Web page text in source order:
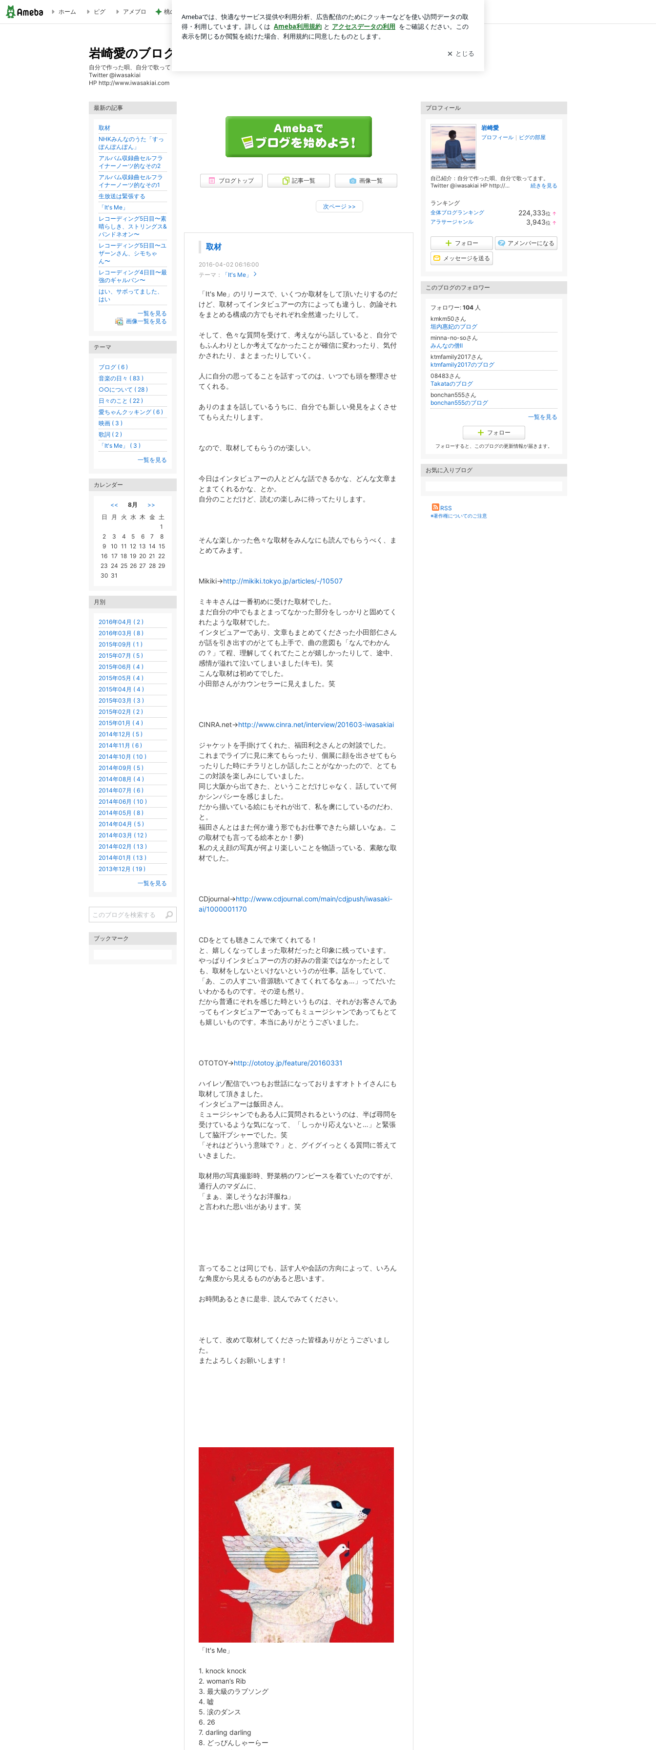
ホーム ピグ アメブロ 桃の母 帰国した長男にハグ忘れ謝罪 ログイン
岩崎愛のブログ
自分で作った唄、自分で歌ってます。
Twitter @iwasakiai
HP http://www.iwasakiai.com
ブログトップ 記事一覧 画像一覧
次ページ >>
取材
2016-04-02 06:16:00
テーマ：
「It's Me」
「It's Me」のリリースで、いくつか取材をして頂いたりするのだ
けど、取材ってインタビュアーの方によっても違うし、勿論それ
をまとめる構成の方でもそれぞれ全然違ったりして。
そして、色々な質問を受けて、考えながら話していると、自分で
もふんわりとしか考えてなかったことが確信に変わったり、気付
かされたり、まとまったりしていく。
人に自分の思ってることを話すってのは、いつでも頭を整理させ
てくれる。
ありのままを話しているうちに、自分でも新しい発見をよくさせ
てもらえたりします。
なので、取材してもらうのが楽しい。
今日はインタビュアーの人とどんな話できるかな、どんな文章ま
とまてくれるかな、とか。
自分のことだけど、読むの楽しみに待ってたりします。
そんな楽しかった色々な取材をみんなにも読んでもらうべく、ま
とめてみます。
Mikiki→http://mikiki.tokyo.jp/articles/-/10507
ミキキさんは一番初めに受けた取材でした。
まだ自分の中でもまとまってなかった部分をしっかりと固めてく
れたような取材でした。
インタビュアーであり、文章もまとめてくださった小田部仁さん
が話を引き出すのがとても上手で、曲の意図も「なんでわかん
の？」て程、理解してくれてたことが嬉しかったりして、途中、
感情が溢れて泣いてしまいました(キモ)。笑
こんな取材は初めてでした。
小田部さんがカウンセラーに見えました。笑
CINRA.net→http://www.cinra.net/interview/201603-iwasakiai
ジャケットを手掛けてくれた、福田利之さんとの対談でした。
これまでライブに見に来てもらったり、個展に顔を出させてもら
ったりした時にチラリとしか話したことがなかったので、とても
この対談を楽しみにしていました。
同じ大阪から出てきた、ということだけじゃなく、話していて何
かシンパシーを感じました。
だから描いている絵にもそれが出て、私を虜にしているのだわ、
と。
福田さんとはまた何か違う形でもお仕事できたら嬉しいなぁ。こ
の取材でも言ってる絵本とか！夢)
私のええ顔の写真が何より楽しいことを物語っている、素敵な取
材でした。
CDjournal→http://www.cdjournal.com/main/cdjpush/iwasaki-
ai/1000001170
CDをとても聴きこんで来てくれてる！
と、嬉しくなってしまった取材だったと印象に残っています。
やっぱりインタビュアーの方の好みの音楽ではなかったとして
も、取材をしないといけないというのが仕事。話をしていて、
「あ、この人すごい音源聴いてきてくれてるなぁ…」ってだいた
いわかるものです。その逆も然り。
だから普通にそれを感じた時というものは、それがお客さんであ
ってもインタビュアーであってもミュージシャンであってもとて
も嬉しいものです。本当にありがとうございました。
OTOTOY→http://ototoy.jp/feature/20160331
ハイレゾ配信でいつもお世話になっておりますオトトイさんにも
取材して頂きました。
インタビュアーは飯田さん。
ミュージシャンでもある人に質問されるというのは、半ば尋問を
受けているような気になって、「しっかり応えないと…」と緊張
して脇汗ブシャーでした。笑
「それはどういう意味で？」と、グイグイっとくる質問に答えて
いきました。
取材用の写真撮影時、野菜柄のワンピースを着ていたのですが、
通行人のマダムに、
「まぁ、楽しそうなお洋服ね」
と言われた思い出があります。笑
言ってることは同じでも、話す人や会話の方向によって、いろん
な角度から見えるものがあると思います。
お時間あるときに是非、読んでみてください。
そして、改めて取材してくださった皆様ありがとうございまし
た。
またよろしくお願いします！
「It's Me」
1. knock knock
2. woman’s Rib
3. 最大級のラブソング
4. 嘘
5. 涙のダンス
6. 26
7. darling darling
8. どっぴんしゃーらー
プロフィール
岩崎愛
プロフィール ｜ ピグの部屋
自己紹介：自分で作った唄、自分で歌ってます。
Twitter @iwasakiai HP http://...
続きを見る
ランキング
全体ブログランキング 224,333位 ↑
ン
アラサージャンル 3,943位 ↑
フォロー アメンバーになる
メッセージを送る
このブログのフォロワー
フォロワー: 104 人
kmkm50さん
垣内惠妃のブログ
minna-no-soさん
みんなの僧Ⅱ
ktmfamily2017さん
ktmfamily2017のブログ
08483さん
Takataのブログ
bonchan555さん
bonchan555のブログ
一覧を見る
フォロー
フォローすると、このブログの更新情報が届きます。
お気に入りブログ
RSS
※著作権についてのご注意
最新の記事
取材
NHKみんなのうた「すっ
ぽんぽんぽん」
アルバム収録曲セルフラ
イナーノーツ的なその2
アルバム収録曲セルフラ
イナーノーツ的なその1
生放送は緊張する
「It's Me」
レコーディング5日目〜素
晴らしき、ストリングス&
バンドネオン〜
レコーディング5日目〜ユ
ザーンさん、シモちゃ
ん〜
レコーディング4日目〜最
強のギャルバン〜
はい、サボってました、
はい
一覧を見る
画像一覧を見る
テーマ
ブログ ( 6 )
音楽の日々 ( 83 )
○○について ( 28 )
日々のこと ( 22 )
愛ちゃんクッキング ( 6 )
映画 ( 3 )
歌詞 ( 2 )
「It's Me」 ( 3 )
一覧を見る
カレンダー
<< 8月
>>
日
月 火 水 木 金 土
1
2
3 4 5 6 7
8
9
10 11 12 13 14 15
16 17 18 19 20 21 22
23 24 25 26 27 28 29
30 31
月別
2016年04月 ( 2 )
2016年03月 ( 8 )
2015年09月 ( 1 )
2015年07月 ( 5 )
2015年06月 ( 4 )
2015年05月 ( 4 )
2015年04月 ( 4 )
2015年03月 ( 3 )
2015年02月 ( 2 )
2015年01月 ( 4 )
2014年12月 ( 5 )
2014年11月 ( 6 )
2014年10月 ( 10 )
2014年09月 ( 5 )
2014年08月 ( 4 )
2014年07月 ( 6 )
2014年06月 ( 10 )
2014年05月 ( 8 )
2014年04月 ( 5 )
2014年03月 ( 12 )
2014年02月 ( 13 )
2014年01月 ( 13 )
2013年12月 ( 19 )
一覧を見る
ブックマーク